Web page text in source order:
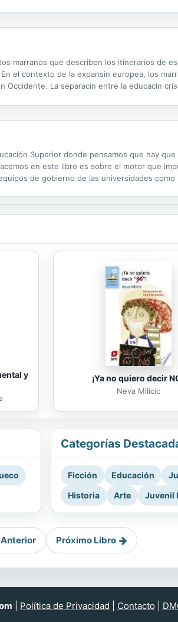
marranos que describen los itinerarios de
el contexto de la expansin europea, los
La separacin entre la educacin
Superior donde pensamos que hay
en este libro es sobre el motor que
de gobierno de las universidades
y
¡Ya no quiero decir
Neva Milicic
Categorías
Ficción Educación
Historia
Arte Juvenil
Próximo Libro
Política de Privacidad Contacto